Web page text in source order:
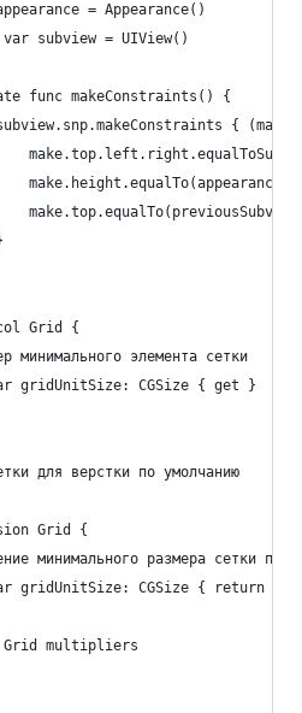
= Appearance()
subview = UIView()
func makeConstraints() {
{
Grid {
минимального элемента сетки
gridUnitSize: CGSize { get }
для верстки по умолчанию
Grid {
минимального размера сетки по
gridUnitSize: CGSize { return
multipliers